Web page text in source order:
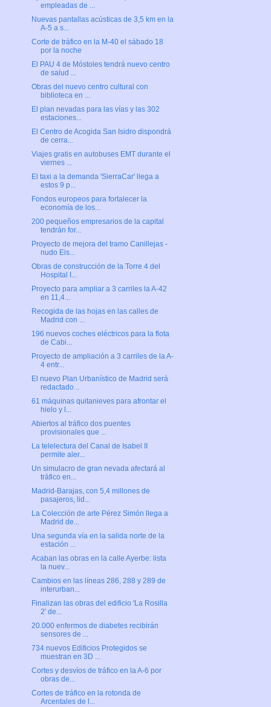
empleadas de ...
Nuevas pantallas acústicas de 3,5 km en la
A-5 a s...
Corte de tráfico en la M-40 el sábado 18
por la noche
El PAU 4 de Móstoles tendrá nuevo centro
de salud ...
Obras del nuevo centro cultural con
biblioteca en ...
El plan nevadas para las vías y las 302
estaciones...
El Centro de Acogida San Isidro dispondrá
de cerra...
Viajes gratis en autobuses EMT durante el
viernes ...
El taxi a la demanda 'SierraCar' llega a
estos 9 p...
Fondos europeos para fortalecer la
economía de los...
200 pequeños empresarios de la capital
tendrán for...
Proyecto de mejora del tramo Canillejas -
nudo Eis...
Obras de construcción de la Torre 4 del
Hospital I...
Proyecto para ampliar a 3 carriles la A-42
en 11,4...
Recogida de las hojas en las calles de
Madrid con ...
196 nuevos coches eléctricos para la flota
de Cabi...
Proyecto de ampliación a 3 carriles de la A-
4 entr...
El nuevo Plan Urbanístico de Madrid será
redactado...
61 máquinas quitanieves para afrontar el
hielo y l...
Abiertos al tráfico dos puentes
provisionales que ...
La telelectura del Canal de Isabel II
permite aler...
Un simulacro de gran nevada afectará al
tráfico en...
Madrid-Barajas, con 5,4 millones de
pasajeros, lid...
La Colección de arte Pérez Simón llega a
Madrid de...
Una segunda vía en la salida norte de la
estación ...
Acaban las obras en la calle Ayerbe: lista
la nuev...
Cambios en las líneas 286, 288 y 289 de
interurban...
Finalizan las obras del edificio 'La Rosilla
2' de...
20.000 enfermos de diabetes recibirán
sensores de ...
734 nuevos Edificios Protegidos se
muestran en 3D ...
Cortes y desvíos de tráfico en la A-6 por
obras de...
Cortes de tráfico en la rotonda de
Arcentales de l...